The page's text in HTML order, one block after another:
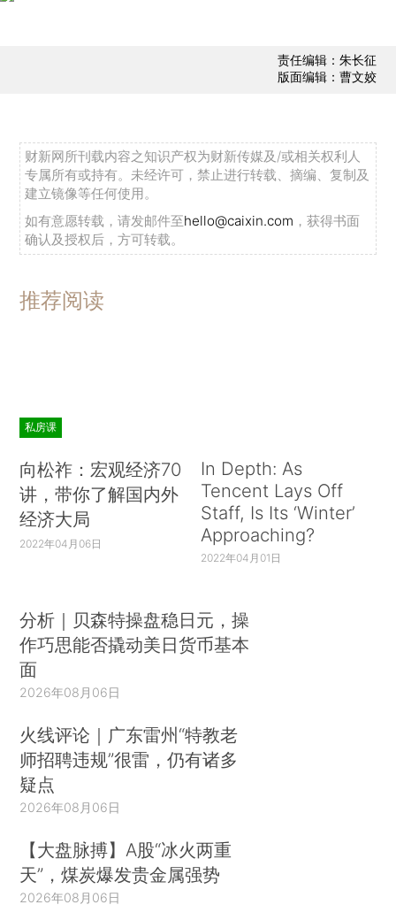
责任编辑：朱长征
版面编辑：曹文姣
财新网所刊载内容之知识产权为财新传媒及/或相关权利人
专属所有或持有。未经许可，禁止进行转载、摘编、复制及
建立镜像等任何使用。
如有意愿转载，请发邮件至hello@caixin.com ，获得书面
确认及授权后，方可转载。
推荐阅读
私房课
向松祚：宏观经济70
讲，带你了解国内外
经济大局
2022年04月06日
In Depth: As
Tencent Lays Off
Staff, Is Its ‘Winter’
Approaching?
2022年04月01日
分析｜贝森特操盘稳日元，操
作巧思能否撬动美日货币基本
面
2026年08月06日
火线评论｜广东雷州“特教老
师招聘违规”很雷，仍有诸多
疑点
2026年08月06日
【大盘脉搏】A股“冰火两重
天”，煤炭爆发贵金属强势
2026年08月06日